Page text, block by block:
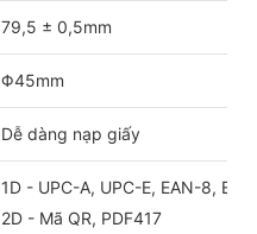
79,5 ± 0,5mm
Φ45mm
Dễ dàng nạp giấy
1D - UPC-A, UPC-E, EAN-8,
2D - Mã QR, PDF417